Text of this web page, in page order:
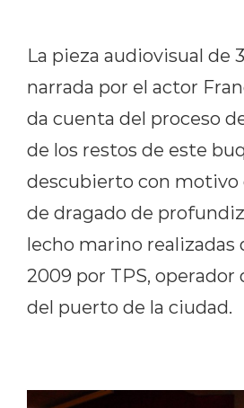
La pieza audiovisual de
narrada por el actor
da cuenta del proceso
de los restos de este
descubierto con motivo
de dragado de
lecho marino realizadas
2009 por TPS, operador
del puerto de la ciudad.